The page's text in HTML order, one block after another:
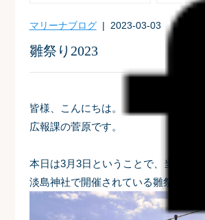
マリーナブログ| 2023-03-03
雛祭り2023
皆様、こんにちは。
広報課の菅原です。
本日は3月3日ということで、当マリ
淡島神社で開催されている雛祭りに行